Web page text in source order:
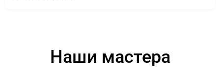
Наши мастера